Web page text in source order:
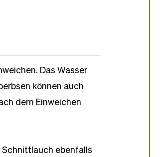
Das Wasser
können auch
dem Einweichen
Schnittlauch ebenfalls